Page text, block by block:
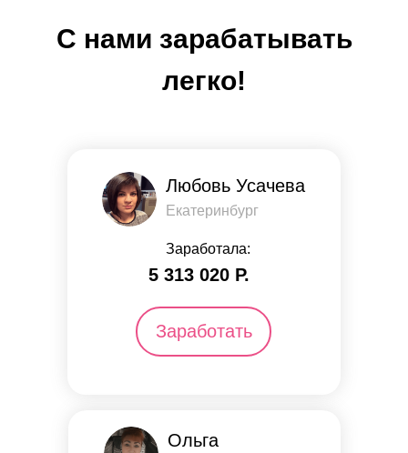
Любовь Усачева
Екатеринбург
Заработала:
5 313 ​​020 Р.
Заработать
С нами зарабатывать
легко!
Ольга